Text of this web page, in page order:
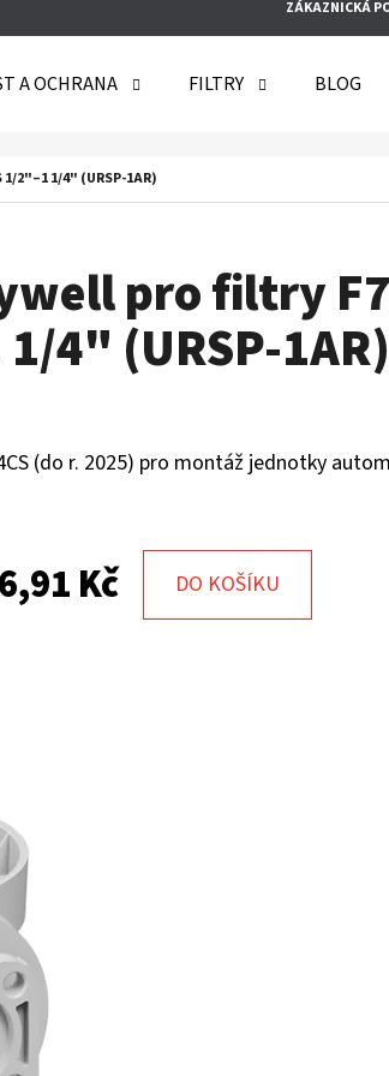
ZÁKAZNICKÁ
A OCHRANA FILTRY BLOG
2"–1 1/4" (URSP-1AR)
pro filtry
4" (URSP-1AR)
(do r. 2025) pro montáž jednotky
Kč DO KOŠÍKU